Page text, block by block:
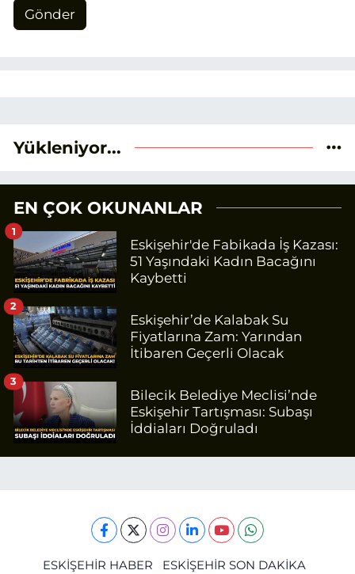
Gönder
Yükleniyor...
EN ÇOK OKUNANLAR
Eskişehir'de Fabikada İş Kazası:
51 Yaşındaki Kadın Bacağını
Kaybetti
1
Eskişehir’de Kalabak Su
Fiyatlarına Zam: Yarından
İtibaren Geçerli Olacak
2
Bilecik Belediye Meclisi’nde
Eskişehir Tartışması: Subaşı
İddiaları Doğruladı
3
ESKİŞEHİR HABER
ESKİŞEHİR SON DAKİKA